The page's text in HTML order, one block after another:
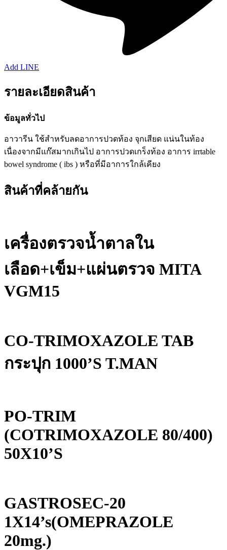
Add LINE
รายละเอียดสินค้า
ข้อมูลทั่วไป
อาวารีน ใช้สำหรับลดอาการปวดท้อง จุกเสียด แน่นในท้อง
เนื่องจากมีแก๊สมากเกินไป อาการปวดเกร็งท้อง อาการ irrtable
bowel syndrome ( ibs ) หรือที่มีอาการใกล้เคียง
สินค้าที่คล้ายกัน
เครื่องตรวจน้ำตาลใน
เลือด+เข็ม+แผ่นตรวจ MITA
VGM15
CO-TRIMOXAZOLE TAB
กระปุก 1000’S T.MAN
PO-TRIM
(COTRIMOXAZOLE 80/400)
50X10’S
GASTROSEC-20
1X14’s(OMEPRAZOLE
20mg.)